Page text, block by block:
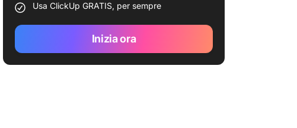
Usa ClickUp GRATIS, per sempre
Inizia ora